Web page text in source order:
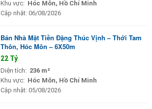
Khu vực: Hóc Môn, Hồ Chí Minh
Cập nhật: 06/08/2026
Bán Nhà Mặt Tiền Đặng Thúc Vịnh – Thới Tam
Thôn, Hóc Môn – 6X50m
22 Tỷ
Diện tích: 236 m²
Khu vực: Hóc Môn, Hồ Chí Minh
Cập nhật: 05/08/2026